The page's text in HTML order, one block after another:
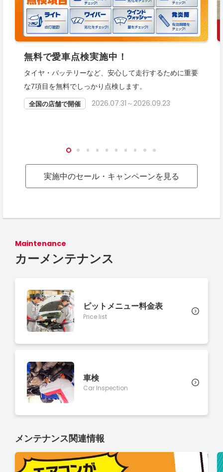
無料で愛車点検実施中！
タイヤ・バッテリーなど、安心して走行するために重要
な7項目を無料でしっかり点検します。
全国の店舗で開催 2026.07.31～2026.09.23
実施中のセール・キャンペーンを見る
Maintenance
カーメンテナンス
ピットメニュー料金表
Price list
車検
Car Inspection
メンテナンス関連情報